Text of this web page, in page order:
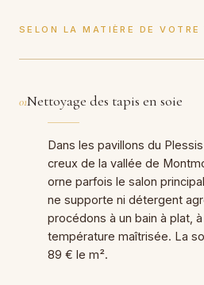
SELON LA MATIÈRE DE VOTRE
01Nettoyage des tapis en soie
Dans les pavillons du
creux de la vallée de
orne parfois le salon
ne supporte ni détergent
procédons à un bain à plat,
température maîtrisée. La
89 € le m².